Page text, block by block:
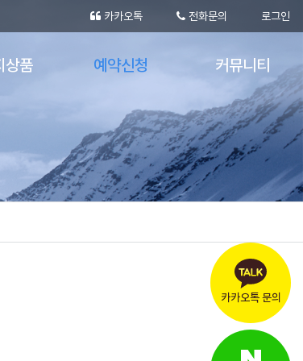
카카오톡 전화문의 로그인
상품
키지
예약신청
견적문의
실시간 장비예약
실시간 숙박예약
커뮤니티
공지사항
포토갤러리
눈의나라 동영상
카카오톡 문의